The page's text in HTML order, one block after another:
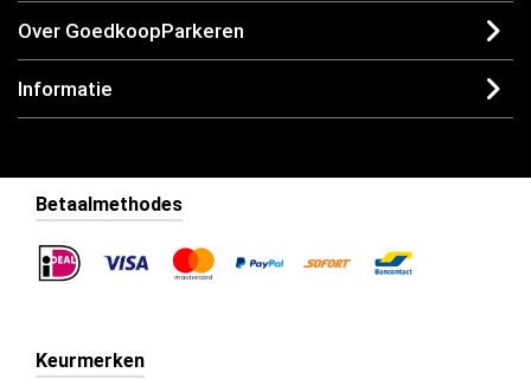
Over GoedkoopParkeren
Informatie
Betaalmethodes
Keurmerken